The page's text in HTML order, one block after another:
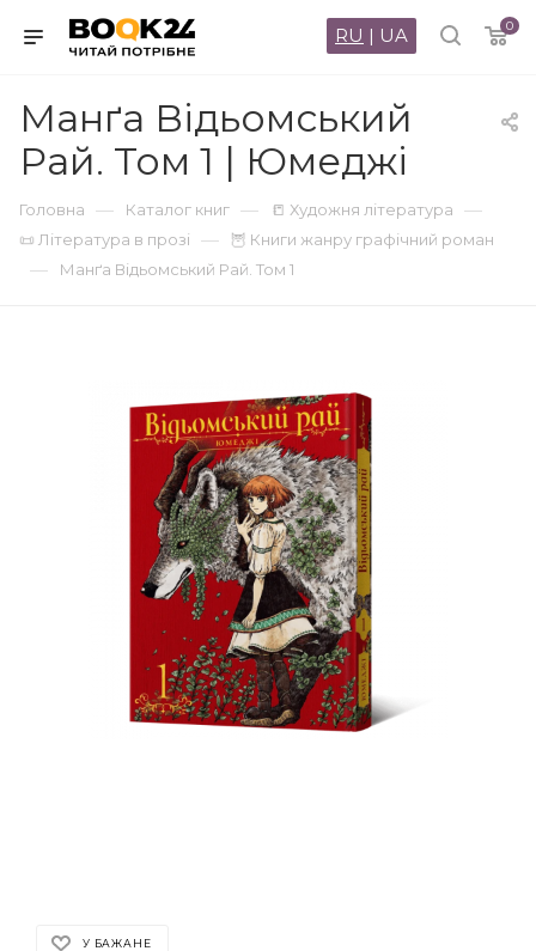
0
RU | UA
Манґа Відьомський
Рай. Том 1 | Юмеджі
Головна — Каталог книг — 📒 Художня література —
📜 Література в прозі — 🦉 Книги жанру графічний роман
— Манґа Відьомський Рай. Том 1
У БАЖАНЕ